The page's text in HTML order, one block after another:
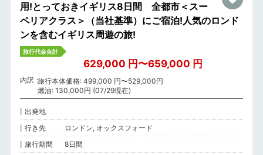
用!とっておきイギリス8日間 全都市＜スー
ペリアクラス＞（当社基準）にご宿泊!人気のロンド
ンを含むイギリス周遊の旅!
旅行代金合計
629,000 円〜659,000 円
内訳 旅行本体価格: 499,000 円〜529,000円
燃油: 130,000円 (07/29現在)
出発地
行き先
ロンドン, オックスフォード
旅行期間
8日間